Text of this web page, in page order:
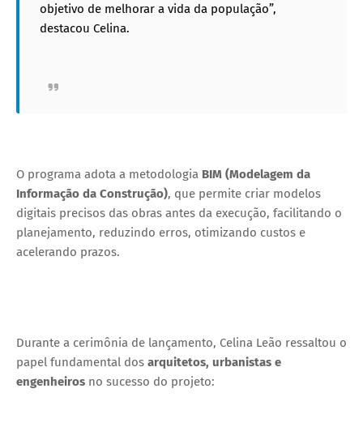
objetivo de melhorar a vida da população”,
destacou Celina.
O programa adota a metodologia BIM (Modelagem da
Informação da Construção), que permite criar modelos
digitais precisos das obras antes da execução, facilitando o
planejamento, reduzindo erros, otimizando custos e
acelerando prazos.
Durante a cerimônia de lançamento, Celina Leão ressaltou o
papel fundamental dos arquitetos, urbanistas e
engenheiros no sucesso do projeto: